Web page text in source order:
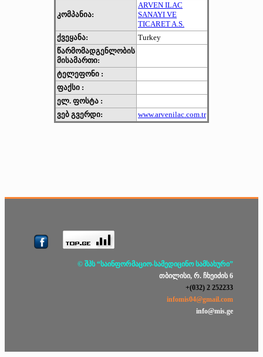
კომპანია:
ARVEN ILAC
SANAYI VE
TICARET A.S.
ქვეყანა:
Turkey
წარმომადგენლობის
მისამართი:
ტელეფონი :
ფაქსი :
ელ. ფოსტა :
ვებ გვერდი:
www.arvenilac.com.tr
© შპს “საინფორმაციო-სამედიცინო სამსახური”
თბილისი, რ. ჩხეიძის 6
+(032) 2 252233
infomis04@gmail.com
info@mis.ge